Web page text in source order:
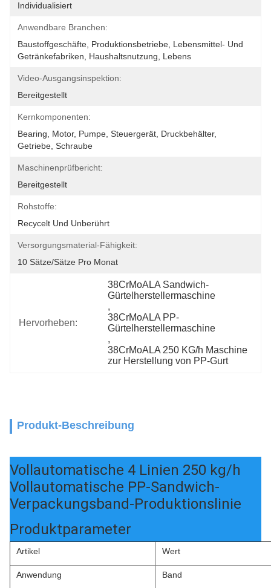
Individualisiert
Anwendbare Branchen:
Baustoffgeschäfte, Produktionsbetriebe, Lebensmittel- Und
Getränkefabriken, Haushaltsnutzung, Lebens
Video-Ausgangsinspektion:
Bereitgestellt
Kernkomponenten:
Bearing, Motor, Pumpe, Steuergerät, Druckbehälter,
Getriebe, Schraube
Maschinenprüfbericht:
Bereitgestellt
Rohstoffe:
Recycelt Und Unberührt
Versorgungsmaterial-Fähigkeit:
10 Sätze/Sätze Pro Monat
Hervorheben:
38CrMoALA Sandwich-
Gürtelherstellermaschine
,
38CrMoALA PP-
Gürtelherstellermaschine
,
38CrMoALA 250 KG/h Maschine
zur Herstellung von PP-Gurt
Produkt-Beschreibung
Vollautomatische 4 Linien 250 kg/h
Vollautomatische PP-Sandwich-
Verpackungsband-Produktionslinie
Produktparameter
Artikel Wert
Anwendung Band